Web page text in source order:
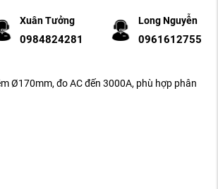
Xuân Tưởng
0984824281
Long Nguyễn
0961612755
Ø170mm, đo AC đến 3000A, phù hợp phân